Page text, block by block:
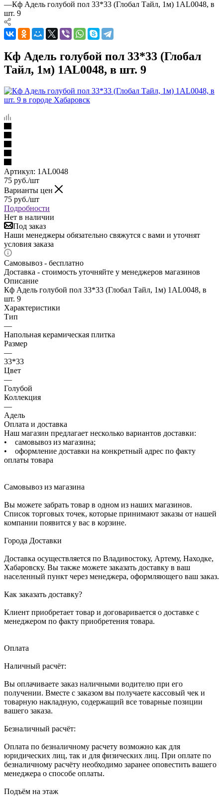
—Кф Адель голубой пол 33*33 (Глобал Тайл, 1м) 1AL0048, в
шт. 9
Кф Адель голубой пол 33*33 (Глобал
Тайл, 1м) 1AL0048, в шт. 9
Артикул: 1AL0048
75 руб./шт
Варианты цен
75 руб./шт
Подробности
Нет в наличии
Под заказ
Наши менеджеры обязательно свяжутся с вами и уточнят
условия заказа
Самовывоз - бесплатно
Доставка - стоимость уточняйте у менеджеров магазинов
Описание
Кф Адель голубой пол 33*33 (Глобал Тайл, 1м) 1AL0048, в
шт. 9
Характеристики
Тип
—
Напольная керамическая плитка
Размер
—
33*33
Цвет
—
Голубой
Коллекция
—
Адель
Оплата и доставка
Наш магазин предлагает несколько вариантов доставки:
• самовывоз из магазина;
• оформление доставки на конкретный адрес по факту
оплаты товара
Самовывоз из магазина
Вы можете забрать товар в одном из наших магазинов.
Список торговых точек, которые принимают заказы от нашей
компании появится у вас в корзине.
Города Доставки
Доставка осуществляется по Владивостоку, Артему, Находке,
Хабаровску. Вы также можете заказать доставку в ваш
населенный пункт через менеджера, оформляющего ваш заказ.
Как заказать доставку?
Клиент приобретает товар и договаривается о доставке с
менеджером по факту приобретения товара.
Оплата
Наличный расчёт:
Вы оплачиваете заказ наличными водителю при его
получении. Вместе с заказом вы получаете кассовый чек и
товарную накладную, содержащий все товарные позиции
вашего заказа.
Безналичный расчёт:
Оплата по безналичному расчету возможно как для
юридических лиц, так и для физических лиц. При оплате по
безналичному расчёту необходимо заранее оповестить вашего
менеджера о способе оплаты.
Подъём на этаж